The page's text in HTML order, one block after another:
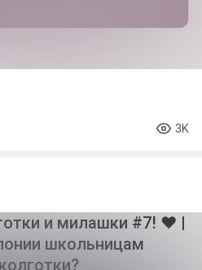
3K
и милашки #7! ❤ |
школьницам